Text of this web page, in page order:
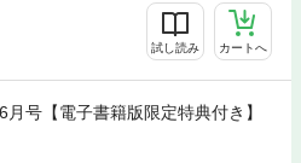
試し読み カートへ
月号【電子書籍版限定特典付き】